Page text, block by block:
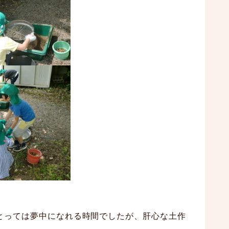
ては夢中になれる時間でしたが、肝心な土作